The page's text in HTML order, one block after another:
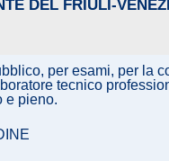
DEL FRIULI-
per esami, per la
tecnico
e pieno.